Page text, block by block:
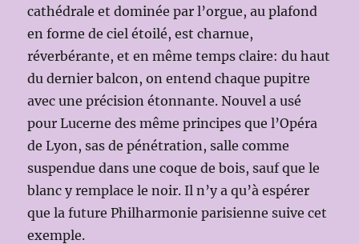
cathédrale et dominée par l’orgue, au plafond
en forme de ciel étoilé, est charnue,
réverbérante, et en même temps claire: du haut
du dernier balcon, on entend chaque pupitre
avec une précision étonnante. Nouvel a usé
pour Lucerne des même principes que l’Opéra
de Lyon, sas de pénétration, salle comme
suspendue dans une coque de bois, sauf que le
blanc y remplace le noir. Il n’y a qu’à espérer
que la future Philharmonie parisienne suive cet
exemple.